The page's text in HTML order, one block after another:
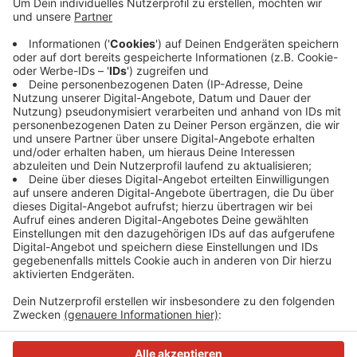
Hintergrund sind unter anderem späte Anstoßzeiten,
durch die Spiele erst nach Mitternacht enden könnten.
Der DEHOGA wünscht sich deshalb flexible
Regelungen bei Außengastronomie, Sondernutzungen
und Lärmschutz. Ziel sei es, Public Viewing und
Veranstaltungen unbürokratisch möglich zu machen.
Anzeige
Anzeige